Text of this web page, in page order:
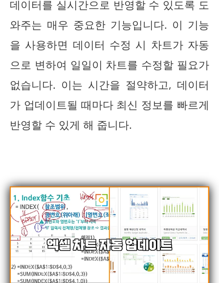
데이터를 실시간으로 반영할 수 있도록 도
와주는 매우 중요한 기능입니다. 이 기능
을 사용하면 데이터 수정 시 차트가 자동
으로 변하여 일일이 차트를 수정할 필요가
없습니다. 이는 시간을 절약하고, 데이터
가 업데이트될 때마다 최신 정보를 빠르게
반영할 수 있게 해 줍니다.